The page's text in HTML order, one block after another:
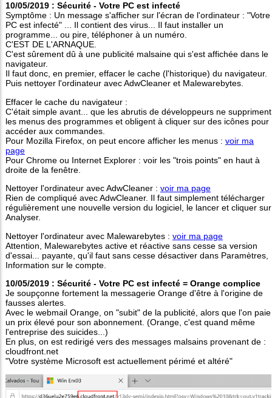
10/05/2019 : Sécurité - Votre PC est infecté
Symptôme : Un message s'afficher sur l'écran de l'ordinateur : "Votre
PC est infecté" ... Il contient des virus... Il faut installer un
programme... ou pire, téléphoner à un numéro.
C'EST DE L'ARNAQUE.
C'est sûrement dû à une publicité malsaine qui s'est affichée dans le
navigateur.
Il faut donc, en premier, effacer le cache (l'historique) du navigateur.
Puis nettoyer l'ordinateur avec AdwCleaner et Malewarebytes.
Effacer le cache du navigateur :
C'était simple avant... que les abrutis de développeurs ne suppriment
les menus des programmes et obligent à cliquer sur des icônes pour
accéder aux commandes.
Pour Mozilla Firefox, on peut encore afficher les menus : voir ma
page
Pour Chrome ou Internet Explorer : voir les "trois points" en haut à
droite de la fenêtre.
Nettoyer l'ordinateur avec AdwCleaner : voir ma page
Rien de compliqué avec AdwCleaner. Il faut simplement télécharger
régulièrement une nouvelle version du logiciel, le lancer et cliquer sur
Analyser.
Nettoyer l'ordinateur avec Malewarebytes : voir ma page
Attention, Malewarebytes active et réactive sans cesse sa version
d'essai... payante, qu'il faut sans cesse désactiver dans Paramètres,
Information sur le compte.
10/05/2019 : Sécurité - Votre PC est infecté = Orange complice
Je soupçonne fortement la messagerie Orange d'être à l'origine de
fausses alertes.
Avec le webmail Orange, on "subit" de la publicité, alors que l'on paie
un prix élevé pour son abonnement. (Orange, c'est quand même
l'entreprise des suicides...)
En plus, on est redirigé vers des messages malsains provenant de :
cloudfront.net
"Votre système Microsoft est actuellement périmé et altéré"